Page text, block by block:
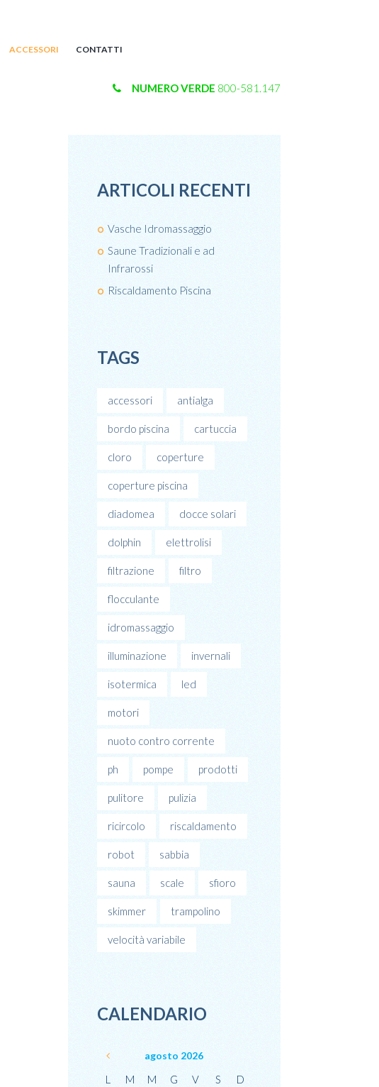
ACCESSORI CONTATTI
NUMERO VERDE 800-581.147
ARTICOLI RECENTI
Vasche Idromassaggio
Saune Tradizionali e ad
Infrarossi
Riscaldamento Piscina
TAGS
accessori antialga
bordo piscina cartuccia
cloro coperture
coperture piscina
diadomea docce solari
dolphin elettrolisi
filtrazione filtro
flocculante
idromassaggio
illuminazione invernali
isotermica led
motori
nuoto contro corrente
ph pompe prodotti
pulitore pulizia
ricircolo riscaldamento
robot sabbia
sauna scale sfioro
skimmer trampolino
velocità variabile
CALENDARIO
agosto 2026
L M M G V S
D